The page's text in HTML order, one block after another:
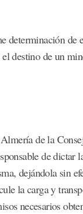
de
destino de un
de la
de dictar
dejándola sin
la carga y
necesarios